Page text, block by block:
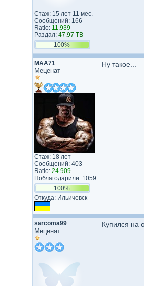
Стаж: 15 лет 11 мес.
Сообщений: 166
Ratio: 11.939
Раздал: 47.97 TB
100%
MAA71
Меценат
Стаж: 18 лет
Сообщений: 403
Ratio: 24.909
Поблагодарили: 1059
100%
Откуда: Ильичевск
Ну такое...
sarcoma99
Меценат
Купился на